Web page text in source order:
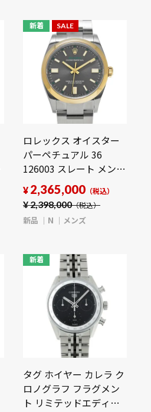
新着 SALE
ロレックス オイスター
パーペチュアル 36
126003 スレート メンズ
時計 【新品】
【wristwatch】
¥2,398,000（税込）
¥ 2,365,000 （税込）
新品 N メンズ
新着
タグ ホイヤー カレラ ク
ロノグラフ フラグメン
ト リミテッドエディシ